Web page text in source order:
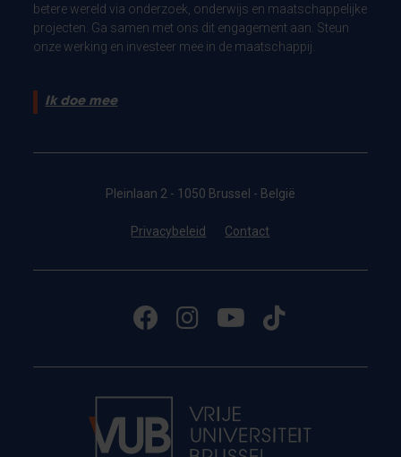
betere wereld via onderzoek, onderwijs en maatschappelijke
projecten. Ga samen met ons dit engagement aan. Steun
onze werking en investeer mee in de maatschappij.
Ik doe mee
Pleinlaan 2 - 1050 Brussel - België
Privacybeleid Contact